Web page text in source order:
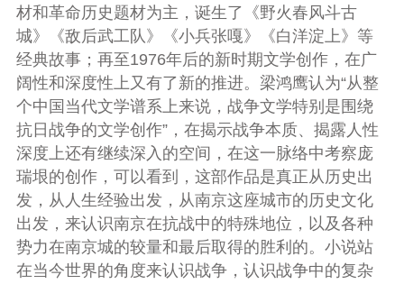
材和革命历史题材为主，诞生了《野火春风斗古
城》《敌后武工队》《小兵张嘎》《白洋淀上》等
经典故事；再至1976年后的新时期文学创作，在广
阔性和深度性上又有了新的推进。梁鸿鹰认为“从整
个中国当代文学谱系上来说，战争文学特别是围绕
抗日战争的文学创作”，在揭示战争本质、揭露人性
深度上还有继续深入的空间，在这一脉络中考察庞
瑞垠的创作，可以看到，这部作品是真正从历史出
发，从人生经验出发，从南京这座城市的历史文化
出发，来认识南京在抗战中的特殊地位，以及各种
势力在南京城的较量和最后取得的胜利的。小说站
在当今世界的角度来认识战争，认识战争中的复杂